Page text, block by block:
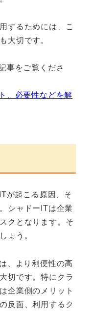
するためには、こ
大切です。
事をご覧くださ
、必要性などを解
が起こる原因、そ
シャドーITは企業
クとなります。そ
ょう。
、より利便性の高
切です。特にクラ
企業側のメリット
反面、利用するク